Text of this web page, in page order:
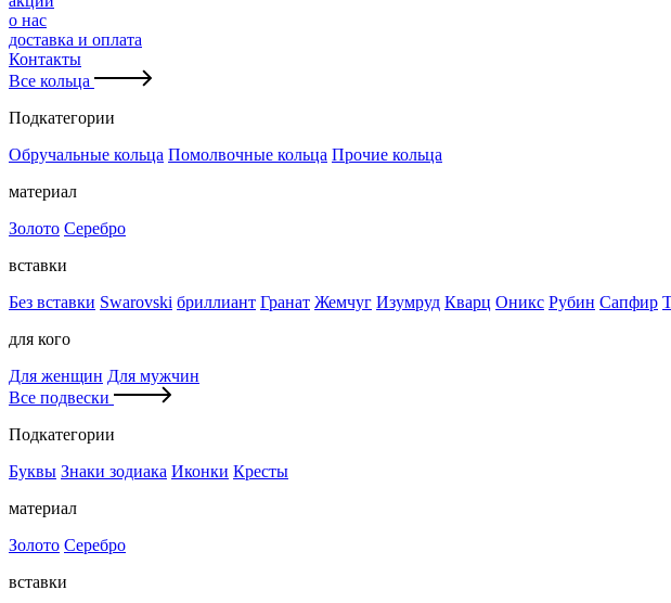
о нас
доставка и оплата
Контакты
Все кольца
Подкатегории
Обручальные кольца Помолвочные кольца Прочие кольца
материал
Золото Серебро
вставки
Без вставки Swarovski бриллиант Гранат Жемчуг Изумруд Кварц Оникс Рубин Сапфир
для кого
Для женщин Для мужчин
Все подвески
Подкатегории
Буквы Знаки зодиака Иконки Кресты
материал
Золото Серебро
вставки